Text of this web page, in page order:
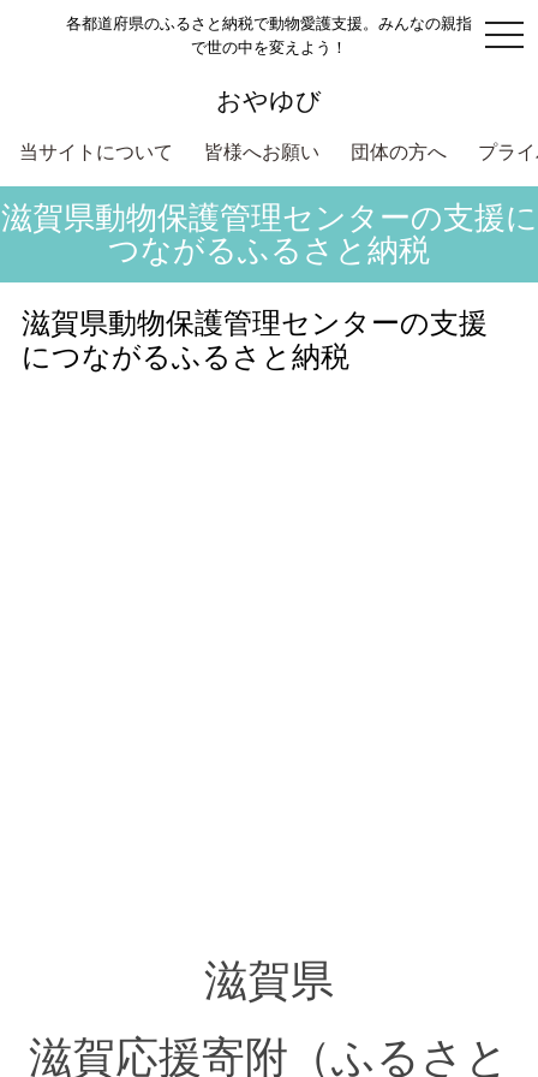
各都道府県のふるさと納税で動物愛護支援。みんなの親指
で世の中を変えよう！
おやゆび
当サイトについて 皆様へお願い 団体の方へ プラ
滋賀県動物保護管理センターの支援に
つながるふるさと納税
滋賀県動物保護管理センターの支援
につながるふるさと納税
滋賀県
滋賀応援寄附（ふるさと